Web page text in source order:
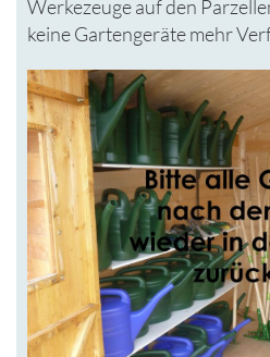
Werkezeuge auf den
keine Gartengeräte mehr